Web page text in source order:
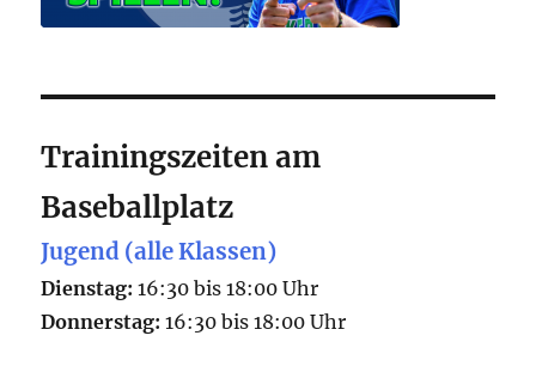
Trainingszeiten am
Baseballplatz
Jugend (alle Klassen)
Dienstag: 16:30 bis 18:00 Uhr
Donnerstag: 16:30 bis 18:00 Uhr